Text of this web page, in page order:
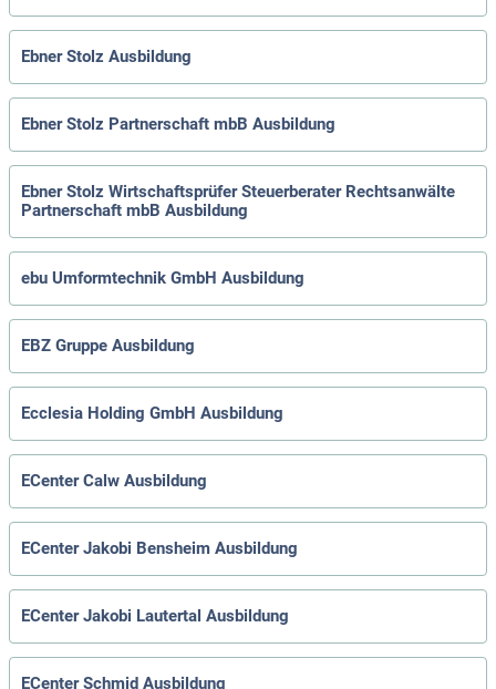
Ebner Stolz Ausbildung
Ebner Stolz Partnerschaft mbB Ausbildung
Ebner Stolz Wirtschaftsprüfer Steuerberater Rechtsanwälte
Partnerschaft mbB Ausbildung
ebu Umformtechnik GmbH Ausbildung
EBZ Gruppe Ausbildung
Ecclesia Holding GmbH Ausbildung
ECenter Calw Ausbildung
ECenter Jakobi Bensheim Ausbildung
ECenter Jakobi Lautertal Ausbildung
ECenter Schmid Ausbildung